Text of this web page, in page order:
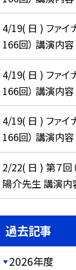
4/19( 日 ) ファイ
166回） 講演内容
4/19( 日 ) ファイ
166回） 講演内容
4/19( 日 ) ファイ
166回） 講演内容
2/22( 日 ) 第７回
陽介先生 講演内
過去記事
2026年度